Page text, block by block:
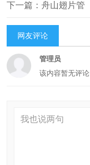
下一篇：舟山翅片管
网友评论
管理员
该内容暂无评论